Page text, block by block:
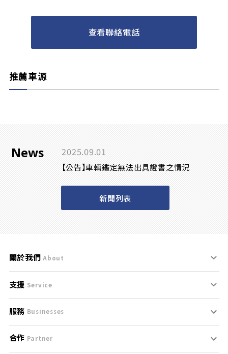
查看聯絡電話
推薦車源
News 2025.09.01
【公告】車輛鑑定無法出具證書之情況
新聞列表
關於我們 About
刊登規範
服務條款
免責聲明
支援 Service
支援中心
聯絡我們
服務 Businesses
什麼是Goo鑑定？
合作 Partner